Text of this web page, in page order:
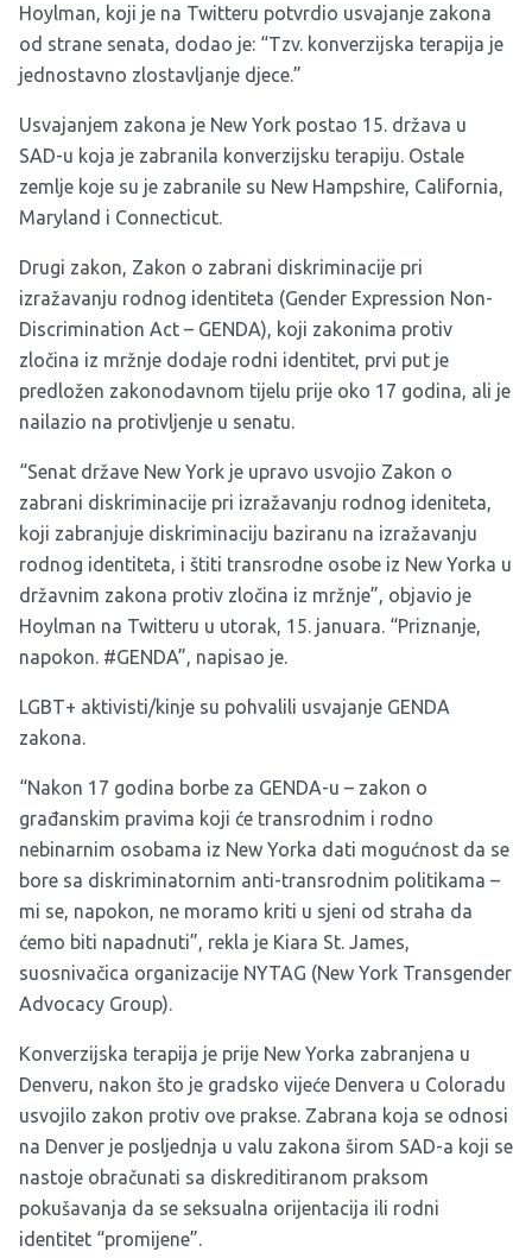
Hoylman, koji je na Twitteru potvrdio usvajanje zakona
od strane senata, dodao je: “Tzv. konverzijska terapija je
jednostavno zlostavljanje djece.”
Usvajanjem zakona je New York postao 15. država u
SAD-u koja je zabranila konverzijsku terapiju. Ostale
zemlje koje su je zabranile su New Hampshire, California,
Maryland i Connecticut.
Drugi zakon, Zakon o zabrani diskriminacije pri
izražavanju rodnog identiteta (Gender Expression Non-
Discrimination Act – GENDA), koji zakonima protiv
zločina iz mržnje dodaje rodni identitet, prvi put je
predložen zakonodavnom tijelu prije oko 17 godina, ali je
nailazio na protivljenje u senatu.
“Senat države New York je upravo usvojio Zakon o
zabrani diskriminacije pri izražavanju rodnog ideniteta,
koji zabranjuje diskriminaciju baziranu na izražavanju
rodnog identiteta, i štiti transrodne osobe iz New Yorka u
državnim zakona protiv zločina iz mržnje”, objavio je
Hoylman na Twitteru u utorak, 15. januara. “Priznanje,
napokon. #GENDA”, napisao je.
LGBT+ aktivisti/kinje su pohvalili usvajanje GENDA
zakona.
“Nakon 17 godina borbe za GENDA-u – zakon o
građanskim pravima koji će transrodnim i rodno
nebinarnim osobama iz New Yorka dati mogućnost da se
bore sa diskriminatornim anti-transrodnim politikama –
mi se, napokon, ne moramo kriti u sjeni od straha da
ćemo biti napadnuti”, rekla je Kiara St. James,
suosnivačica organizacije NYTAG (New York Transgender
Advocacy Group).
Konverzijska terapija je prije New Yorka zabranjena u
Denveru, nakon što je gradsko vijeće Denvera u Coloradu
usvojilo zakon protiv ove prakse. Zabrana koja se odnosi
na Denver je posljednja u valu zakona širom SAD-a koji se
nastoje obračunati sa diskreditiranom praksom
pokušavanja da se seksualna orijentacija ili rodni
identitet “promijene”.